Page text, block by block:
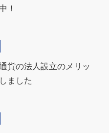
！
貨の法人設立のメリッ
ました